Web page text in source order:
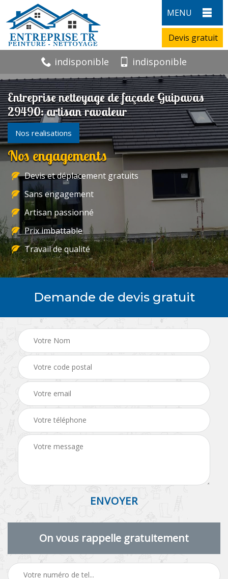
MENU
Devis gratuit
indisponible indisponible
Entreprise nettoyage de façade Guipavas
29490: artisan ravaleur
Nos realisations
Nos engagements
Devis et déplacement gratuits
Sans engagement
Artisan passionné
Prix imbattable
Travail de qualité
Demande de devis gratuit
On vous rappelle gratuitement